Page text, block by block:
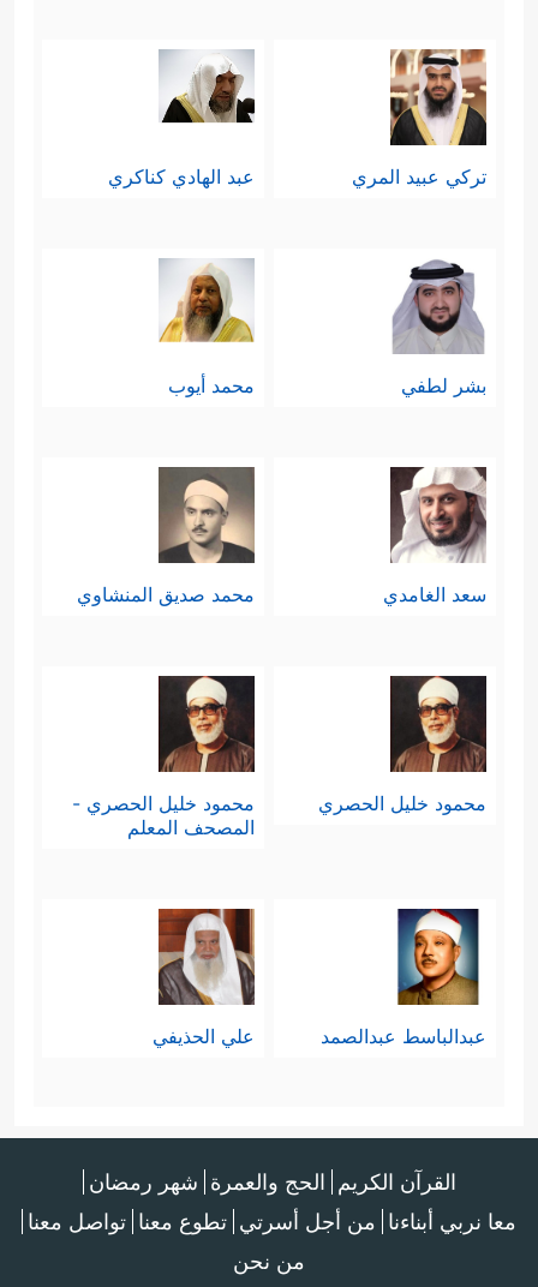
تركي عبيد المري عبد الهادي كناكري
بشر لطفي محمد أيوب
سعد الغامدي محمد صديق المنشاوي
محمود خليل الحصري
محمود خليل الحصري -
المصحف المعلم
عبدالباسط عبدالصمد علي الحذيفي
القرآن الكريم الحج والعمرة شهر رمضان
معا نربي أبناءنا من أجل أسرتي تطوع معنا تواصل معنا
من نحن